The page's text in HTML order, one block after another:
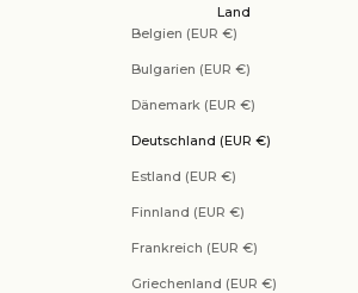
Land
Belgien (EUR €)
Bulgarien (EUR €)
Dänemark (EUR €)
Deutschland (EUR €)
Estland (EUR €)
Finnland (EUR €)
Frankreich (EUR €)
Griechenland (EUR €)